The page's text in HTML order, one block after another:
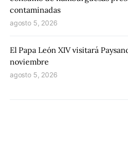
contaminadas
agosto 5, 2026
El Papa León XIV visitará
noviembre
agosto 5, 2026